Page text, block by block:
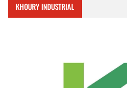
KHOURY INDUSTRIAL